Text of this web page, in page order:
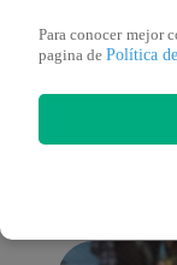
Para conocer mejor
pagina de Política